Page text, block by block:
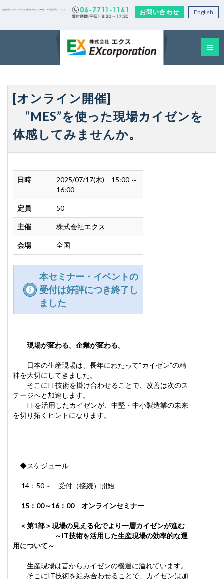
お問い合わせ English
生産管理システム・クラウド型EDIサービス｜Factory-ONE 電脳工場の「エクス」
[オンライン開催]
“MES”を使った現場カイゼンを
体感してみませんか。
日時
2025/07/17(木) 15:00 ～
16:00
定員 50
主催 株式会社エクス
会場 全国
本セミナー・イベントの
受付は好評につき終了し
ました
現場が変わる。企業が変わる。
日本の生産現場は、長年にわたって“カイゼン”の精
神を大切にしてきました。
そこにIT技術を掛け合わせることで、改善は次のス
テージへと加速します。
ITを活用したカイゼンが、中堅・中小製造業の未来
を切り拓くヒントになります。
--------------------------------------------------------------------
-------------------------------------------
◆スケジュール
14：50～ 受付（接続）開始
15：00～16：00 オンラインセミナー
＜第1部＞現場の見える化でより一層カイゼンが進む
～IT技術を活用した生産現場の効率的な運
用について～
生産現場は昔からカイゼンの機運に溢れています。
そこにIT技術を組み合わせることで、カイゼンは加